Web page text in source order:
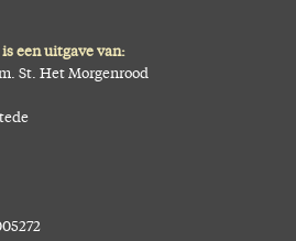
een uitgave van:
St. Het Morgenrood